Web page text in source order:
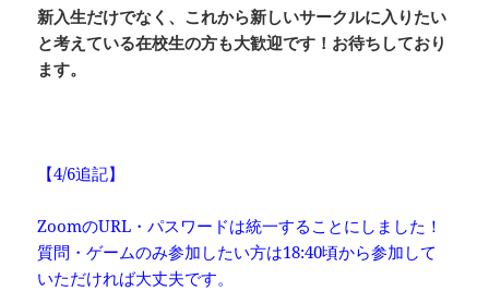
新入生だけでなく、これから新しいサークルに入りたい
と考えている在校生の方も大歓迎です！お待ちしており
ます。
【4/6追記】
ZoomのURL・パスワードは統一することにしました！
質問・ゲームのみ参加したい方は18:40頃から参加して
いただければ大丈夫です。